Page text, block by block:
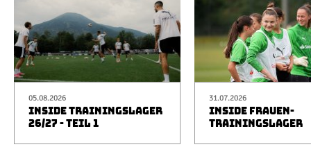
05.08.2026
INSIDE TRAININGSLAGER
26/27 - TEIL 1
31.07.2026
INSIDE FRAUEN-
TRAININGSLAGER